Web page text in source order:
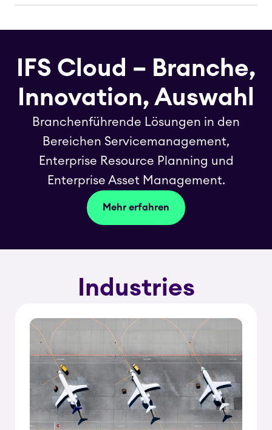
IFS Cloud – Branche,
Innovation, Auswahl
Branchenführende Lösungen in den
Bereichen Servicemanagement,
Enterprise Resource Planning und
Enterprise Asset Management.
Mehr erfahren
Industries